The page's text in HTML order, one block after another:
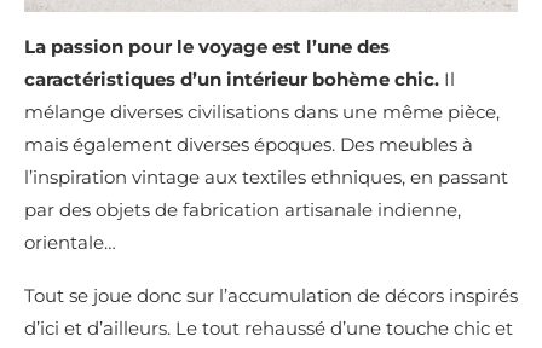
La passion pour le voyage est l’une des
caractéristiques d’un intérieur bohème chic. Il
mélange diverses civilisations dans une même pièce,
mais également diverses époques. Des meubles à
l’inspiration vintage aux textiles ethniques, en passant
par des objets de fabrication artisanale indienne,
orientale…
Tout se joue donc sur l’accumulation de décors inspirés
d’ici et d’ailleurs. Le tout rehaussé d’une touche chic et